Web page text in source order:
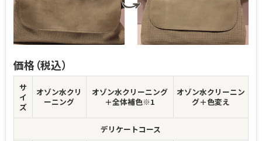
価格（税込）
サ
イ
ズ
オゾン水クリ
ーニング
オゾン水クリーニング
＋全体補色※1
オゾン水クリーニン
グ＋色変え
デリケートコース